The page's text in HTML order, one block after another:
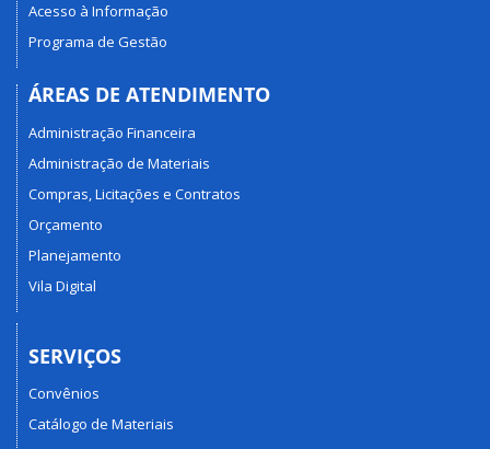
Acesso à Informação
Programa de Gestão
ÁREAS DE ATENDIMENTO
Administração Financeira
Administração de Materiais
Compras, Licitações e Contratos
Orçamento
Planejamento
Vila Digital
SERVIÇOS
Convênios
Catálogo de Materiais